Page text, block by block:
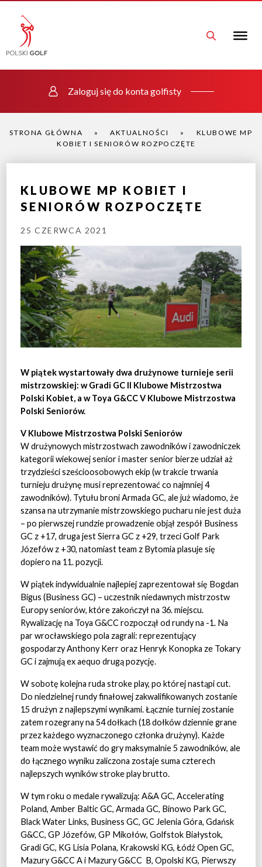
Zaloguj się do konta golfisty
STRONA GŁÓWNA » AKTUALNOŚCI »
KLUBOWE MP
KOBIET I SENIORÓW ROZPOCZĘTE
KLUBOWE MP KOBIET I
SENIORÓW ROZPOCZĘTE
25 CZERWCA 2021
W piątek wystartowały dwa drużynowe turnieje serii
mistrzowskiej: w Gradi GC II Klubowe Mistrzostwa
Polski Kobiet, a w Toya G&CC V Klubowe Mistrzostwa
Polski Seniorów.
V Klubowe Mistrzostwa Polski Seniorów
W drużynowych mistrzostwach zawodników i zawodniczek
kategorii wiekowej senior i master senior bierze udział aż
trzydzieści sześcioosobowych ekip (w trakcie trwania
turnieju drużynę musi reprezentować co najmniej 4
zawodników). Tytułu broni Armada GC, ale już wiadomo, że
szansa na utrzymanie mistrzowskiego pucharu nie jest duża
– po pierwszej rundzie prowadzenie objął zespół Business
GC z +17, druga jest Sierra GC z +29, trzeci Golf Park
Józefów z +30, natomiast team z Bytomia plasuje się
dopiero na 11. pozycji.
W piątek indywidualnie najlepiej zaprezentował się Bogdan
Bigus (Business GC) – uczestnik niedawnych mistrzostw
Europy seniorów, które zakończył na 36. miejscu.
Rywalizację na Toya G&CC rozpoczął od rundy na -1. Na
par wrocławskiego pola zagrali: reprezentujący
gospodarzy Anthony Kerr oraz Henryk Konopka ze Tokary
GC i zajmują ex aequo drugą pozycję.
W sobotę kolejna ruda stroke play, po której nastąpi cut.
Do niedzielnej rundy finałowej zakwalifikowanych zostanie
15 drużyn z najlepszymi wynikami. Łącznie turniej zostanie
zatem rozegrany na 54 dołkach (18 dołków dziennie grane
przez każdego wyznaczonego członka drużyny). Każde
team może wystawić do gry maksymalnie 5 zawodników, ale
do łącznego wyniku zaliczona zostaje suma czterech
najlepszych wyników stroke play brutto.
W tym roku o medale rywalizują: A&A GC, Accelerating
Poland, Amber Baltic GC, Armada GC, Binowo Park GC,
Black Water Links, Business GC, GC Jelenia Góra, Gdańsk
G&CC, GP Józefów, GP Mikołów, Golfstok Białystok,
Gradi GC, KG Lisia Polana, Krakowski KG, Łódź Open GC,
Mazury G&CC A i Mazury G&CC B, Opolski KG, Pierwszy